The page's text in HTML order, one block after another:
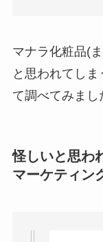
マナラ化粧品(
と思われてし
て調べてみまし
怪しいと思わ
マーケティン